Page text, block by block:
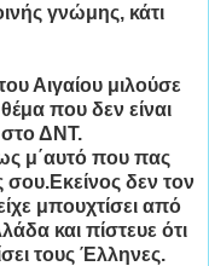
γνώμης, κάτι
Αιγαίου μιλούσε
που δεν είναι
ΔΝΤ.
μ΄αυτό που πας
σου.Εκείνος δεν τον
μπουχτίσει από
και πίστευε ότι
τους Έλληνες.